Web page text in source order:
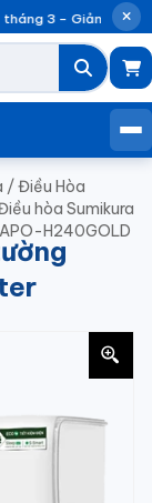
3 – Giảm đến
/Điều Hòa
hòa Sumikura
H240GOLD